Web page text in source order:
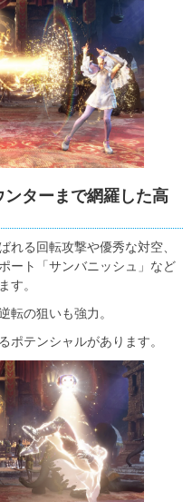
ターまで網羅した高
れる回転攻撃や優秀な対空、
ート「サンバニッシュ」など
す。
転の狙いも強力。
ポテンシャルがあります。